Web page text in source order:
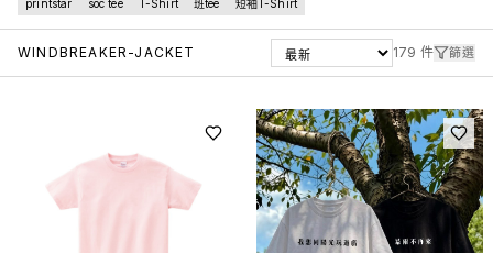
printstar soc tee T-Shirt 班tee 短袖T-Shirt
WINDBREAKER-JACKET 179 件 篩選